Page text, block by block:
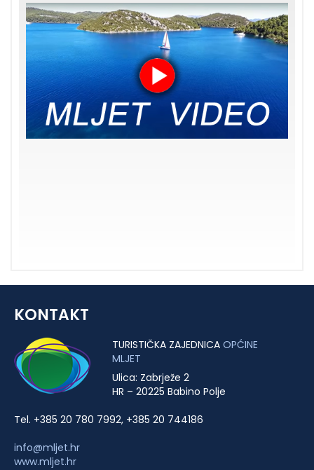
KONTAKT
TURISTIČKA ZAJEDNICA OPĆINE
MLJET
Ulica: Zabrježe 2
HR – 20225 Babino Polje
Tel. +385 20 780 7992, +385 20 744186
info@mljet.hr
www.mljet.hr